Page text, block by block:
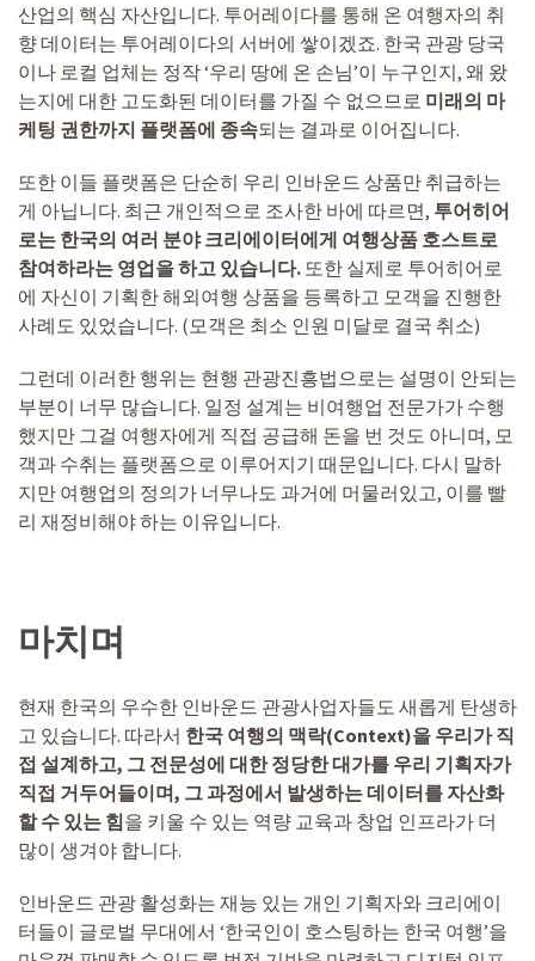
산업의 핵심 자산입니다. 투어레이다를 통해 온 여행자의 취
향 데이터는 투어레이다의 서버에 쌓이겠죠. 한국 관광 당국
이나 로컬 업체는 정작 ‘우리 땅에 온 손님’이 누구인지, 왜 왔
는지에 대한 고도화된 데이터를 가질 수 없으므로 미래의 마
케팅 권한까지 플랫폼에 종속되는 결과로 이어집니다.
또한 이들 플랫폼은 단순히 우리 인바운드 상품만 취급하는
게 아닙니다. 최근 개인적으로 조사한 바에 따르면, 투어히어
로는 한국의 여러 분야 크리에이터에게 여행상품 호스트로
참여하라는 영업을 하고 있습니다. 또한 실제로 투어히어로
에 자신이 기획한 해외여행 상품을 등록하고 모객을 진행한
사례도 있었습니다. (모객은 최소 인원 미달로 결국 취소)
그런데 이러한 행위는 현행 관광진흥법으로는 설명이 안되는
부분이 너무 많습니다. 일정 설계는 비여행업 전문가가 수행
했지만 그걸 여행자에게 직접 공급해 돈을 번 것도 아니며, 모
객과 수취는 플랫폼으로 이루어지기 때문입니다. 다시 말하
지만 여행업의 정의가 너무나도 과거에 머물러있고, 이를 빨
리 재정비해야 하는 이유입니다.
마치며
현재 한국의 우수한 인바운드 관광사업자들도 새롭게 탄생하
고 있습니다. 따라서 한국 여행의 맥락(Context)을 우리가 직
접 설계하고, 그 전문성에 대한 정당한 대가를 우리 기획자가
직접 거두어들이며, 그 과정에서 발생하는 데이터를 자산화
할 수 있는 힘을 키울 수 있는 역량 교육과 창업 인프라가 더
많이 생겨야 합니다.
인바운드 관광 활성화는 재능 있는 개인 기획자와 크리에이
터들이 글로벌 무대에서 ‘한국인이 호스팅하는 한국 여행’을